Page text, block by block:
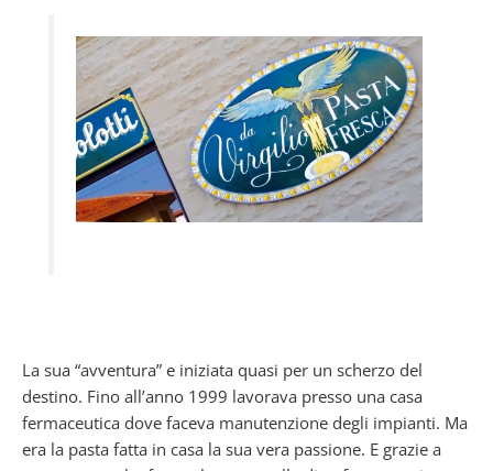
La sua “avventura” e iniziata quasi per un scherzo del
destino. Fino all’anno 1999 lavorava presso una casa
fermaceutica dove faceva manutenzione degli impianti. Ma
era la pasta fatta in casa la sua vera passione. E grazie a